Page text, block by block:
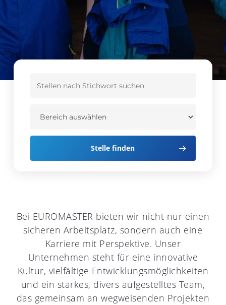
Stelle finden
Bei EUROMASTER bieten wir nicht nur einen
sicheren Arbeitsplatz, sondern auch eine
Karriere mit Perspektive. Unser
Unternehmen steht für eine innovative
Kultur, vielfältige Entwicklungsmöglichkeiten
und ein starkes, divers aufgestelltes Team,
das gemeinsam an wegweisenden Projekten